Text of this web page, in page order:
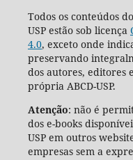
Todos os conteúdos
USP estão sob licença
4.0, exceto onde
preservando
dos autores, editores
própria ABCD-USP.
Atenção: não é
dos e-books
USP em outros
empresas sem a